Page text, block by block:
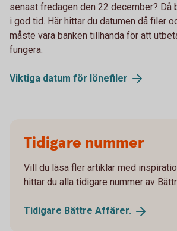
senast fredagen den 22 december? Då
i god tid. Här hittar du datumen då filer
måste vara banken tillhanda för att
fungera.
Viktiga datum för lönefiler
Tidigare nummer
Vill du läsa fler artiklar med
hittar du alla tidigare nummer av
Tidigare Bättre Affärer.